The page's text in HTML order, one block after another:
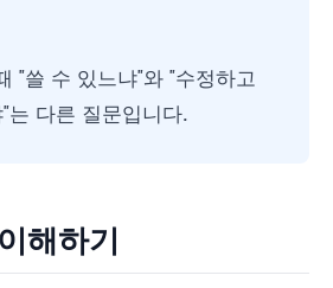
"쓸 수 있느냐"와 "수정하고
는 다른 질문입니다.
해하기